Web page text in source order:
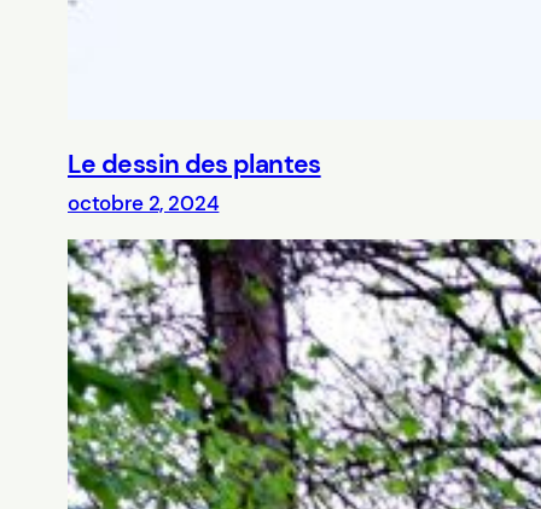
Le dessin des plantes
octobre 2, 2024